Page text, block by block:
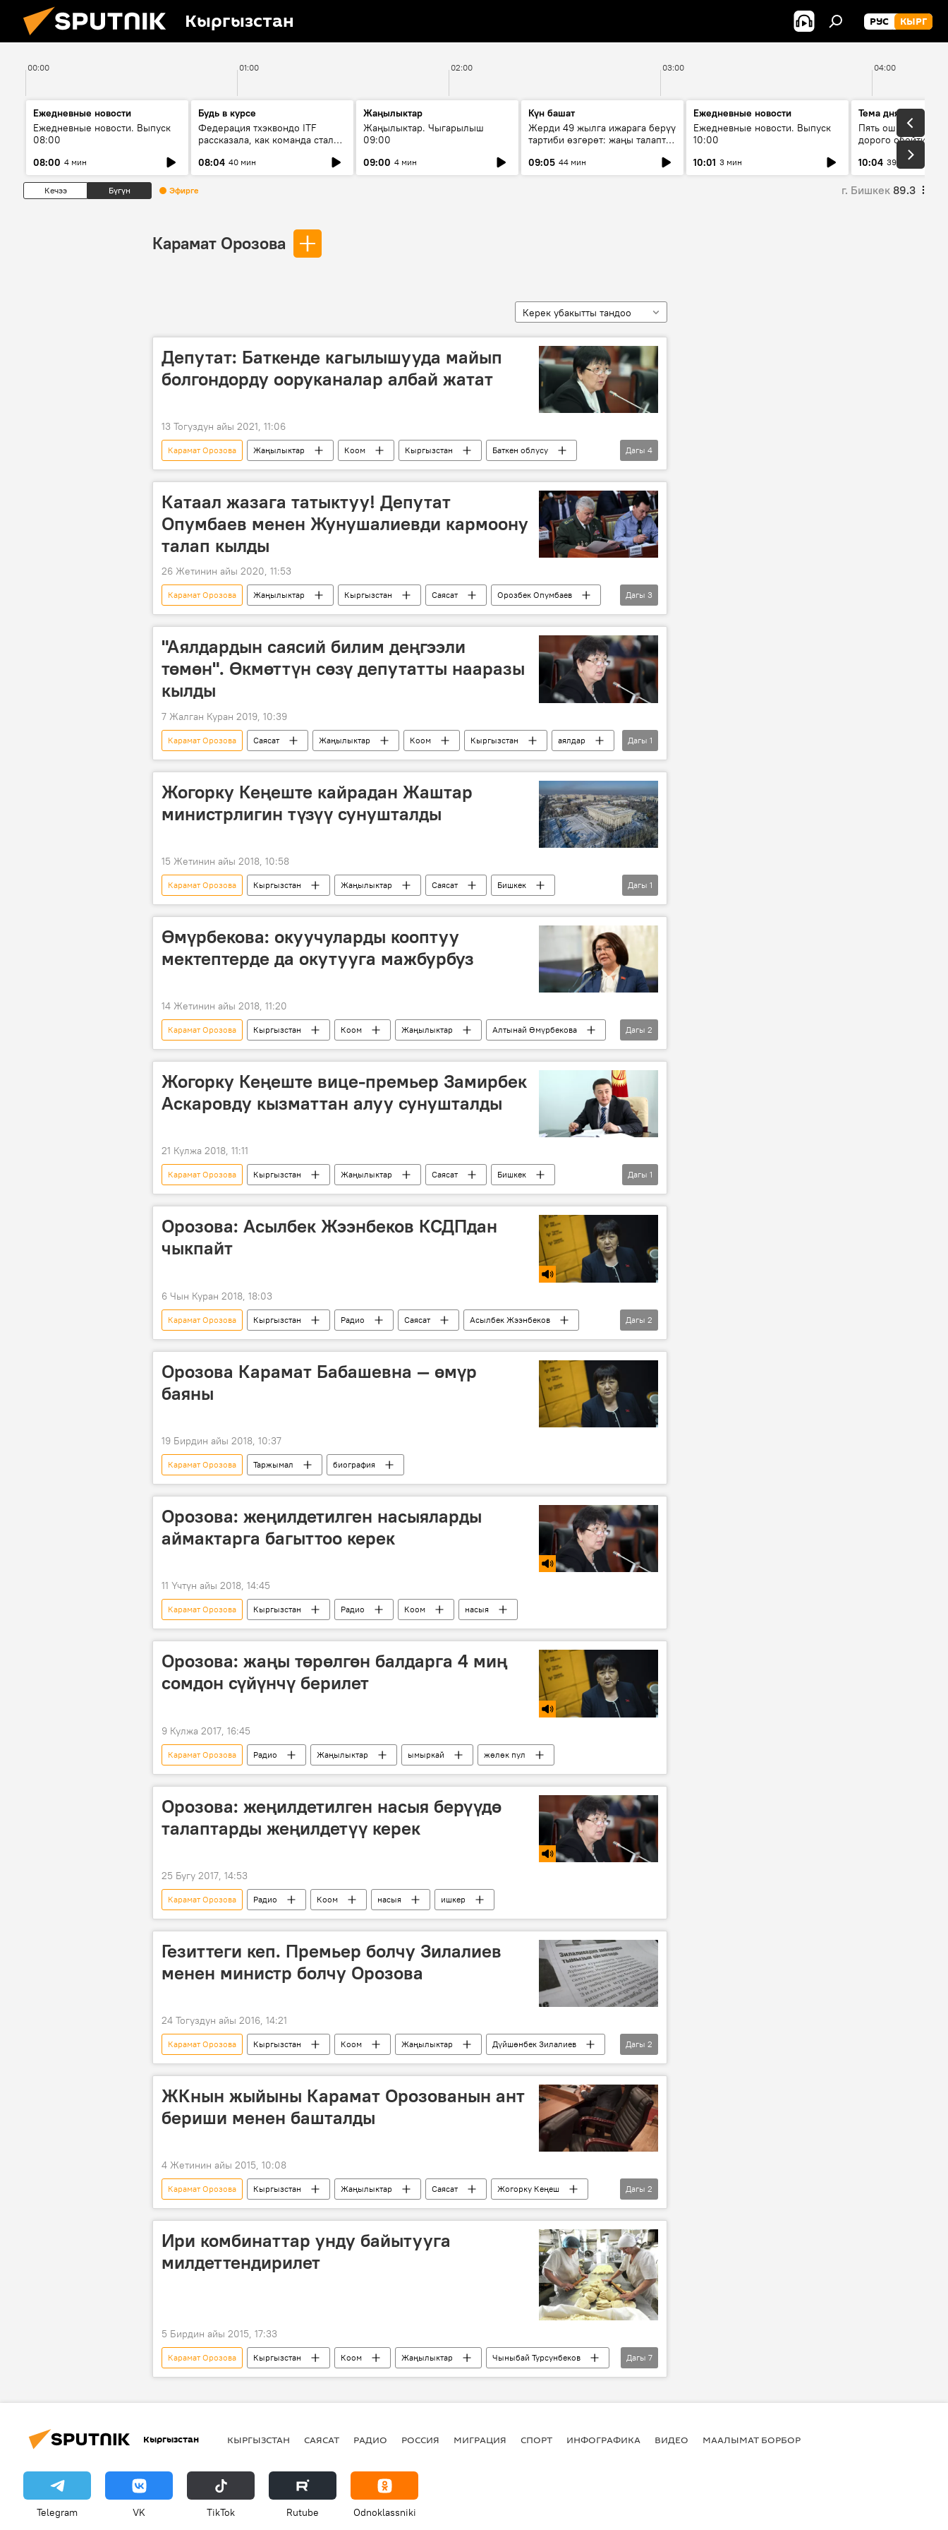
Кыргызстан РУС КЫРГ
00:00 01:00 02:00 03:00 04:00
Ежедневные новости
Ежедневные новости. Выпуск
08:00
08:00 4 мин
Будь в курсе
Федерация тхэквондо ITF
рассказала, как команда стала
08:04 40 мин
Жаңылыктар
Жаңылыктар. Чыгарылыш
09:00
09:00 4 мин
Күн башат
Жерди 49 жылга ижарага берүү
тартиби өзгөрөт: жаңы талаптар
09:05 44 мин
Ежедневные новости
Ежедневные новости. Выпуск
10:00
10:01 3 мин
Тема дня
Пять ошибок
дорого обойтись
10:04 39 мин
Кечээ Бүгүн Эфирге г. Бишкек 89.3
Карамат Орозова
Керек убакытты тандоо
Депутат: Баткенде кагылышууда майып
болгондорду ооруканалар албай жатат
13 Тогуздун айы 2021, 11:06
Карамат Орозова Жаңылыктар Коом Кыргызстан
Баткен облусу
майып
оорукана кабыл алуу Баткендеги кыргыз-тажик жаңжалы
Дагы 4
Катаал жазага татыктуу! Депутат
Опумбаев менен Жунушалиевди кармоону
талап кылды
26 Жетинин айы 2020, 11:53
Карамат Орозова Жаңылыктар Кыргызстан Саясат
Орозбек Опумбаев
Кашкар Жунушалиев
жаза жооп
Дагы 3
"Аялдардын саясий билим деңгээли
төмөн". Өкмөттүн сөзү депутатты нааразы
кылды
7 Жалган Куран 2019, 10:39
Карамат Орозова Саясат Жаңылыктар Коом Кыргызстан
аялдар
Жогорку Кеңеш
Дагы 1
Жогорку Кеңеште кайрадан Жаштар
министрлигин түзүү сунушталды
15 Жетинин айы 2018, 10:58
Карамат Орозова Кыргызстан Жаңылыктар Саясат
Бишкек
Жогорку Кеңеш
Дагы 1
Өмүрбекова: окуучуларды кооптуу
мектептерде да окутууга мажбурбуз
14 Жетинин айы 2018, 11:20
Карамат Орозова Кыргызстан Коом Жаңылыктар
Алтынай Өмүрбекова
билим берүү
мектеп
Дагы 2
Жогорку Кеңеште вице-премьер Замирбек
Аскаровду кызматтан алуу сунушталды
21 Кулжа 2018, 11:11
Карамат Орозова Кыргызстан Жаңылыктар Саясат
Бишкек
Замирбек Аскаров
Дагы 1
Орозова: Асылбек Жээнбеков КСДПдан
чыкпайт
6 Чын Куран 2018, 18:03
Карамат Орозова Кыргызстан Радио Саясат
Асылбек Жээнбеков
КСДП фракциясы
депутат
Дагы 2
Орозова Карамат Бабашевна — өмүр
баяны
19 Бирдин айы 2018, 10:37
Карамат Орозова Таржымал биография
Орозова: жеңилдетилген насыяларды
аймактарга багыттоо керек
11 Үчтүн айы 2018, 14:45
Карамат Орозова Кыргызстан Радио Коом насыя
Орозова: жаңы төрөлгөн балдарга 4 миң
сомдон сүйүнчү берилет
9 Кулжа 2017, 16:45
Карамат Орозова Радио Жаңылыктар ымыркай жөлөк пул
Орозова: жеңилдетилген насыя берүүдө
талаптарды жеңилдетүү керек
25 Бугу 2017, 14:53
Карамат Орозова Радио Коом насыя ишкер
Гезиттеги кеп. Премьер болчу Зилалиев
менен министр болчу Орозова
24 Тогуздун айы 2016, 14:21
Карамат Орозова Кыргызстан Коом Жаңылыктар
Дүйшөнбек Зилалиев
Социалдык өнүгүү министрлиги
Гезиттеги кеп, гезиттер эмне дейт
Дагы 2
ЖКнын жыйыны Карамат Орозованын ант
бериши менен башталды
4 Жетинин айы 2015, 10:08
Карамат Орозова Кыргызстан Жаңылыктар Саясат
Жогорку Кеңеш
КСДП фракциясы
ант
Дагы 2
Ири комбинаттар унду байытууга
милдеттендирилет
5 Бирдин айы 2015, 17:33
Карамат Орозова Кыргызстан Коом Жаңылыктар
Чыныбай Турсунбеков
Алтынбек Сулайманов
Кожобек Рыспаев
Мирлан Бакиров
Дагы 7
Кыргызстан КЫРГЫЗСТАН САЯСАТ РАДИО РОССИЯ МИГРАЦИЯ СПОРТ ИНФОГРАФИКА ВИДЕО МААЛЫМАТ БОРБОР
Telegram VK ТikТоk Rutube Odnoklassniki